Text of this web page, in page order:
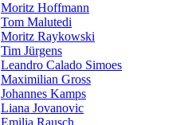
Moritz Hoffmann
Tom Malutedi
Moritz Raykowski
Tim Jürgens
Leandro Calado Simoes
Maximilian Gross
Johannes Kamps
Liana Jovanovic
Emilia Rausch